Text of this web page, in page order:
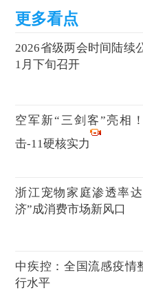
2026省级两会时间陆续
1月下旬召开
空军新“三剑客”亮相
击-11硬核实力
浙江宠物家庭渗透率达
济”成消费市场新风口
中疾控：全国流感疫情
行水平